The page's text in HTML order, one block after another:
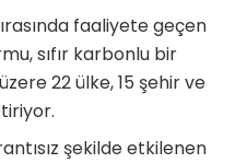
faaliyete geçen
sıfır karbonlu bir
22 ülke, 15 şehir ve
şekilde etkilenen